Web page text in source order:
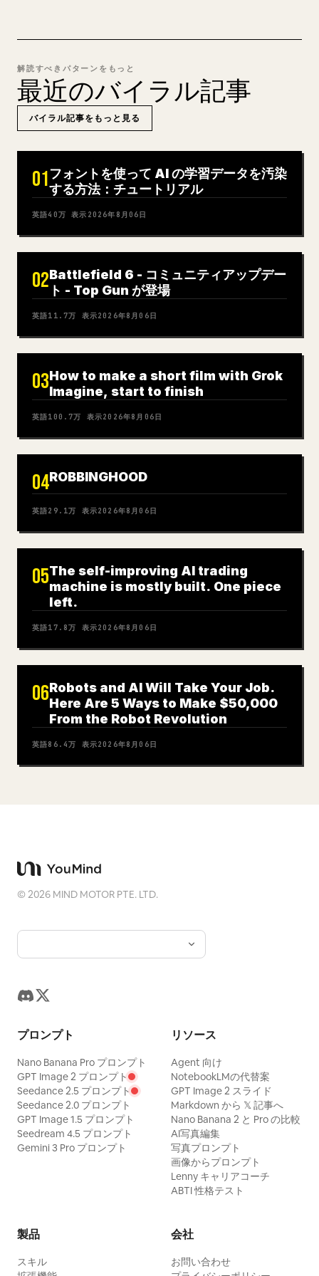
解読すべきパターンをもっと
最近のバイラル記事
バイラル記事をもっと見る
01フォントを使って AI の学習データを汚染
する方法：チュートリアル
英語40万 表示 2026年8月06日
02Battlefield 6 - コミュニティアップデー
ト - Top Gun が登場
英語11.7万 表示2026年8月06日
03How to make a short film with Grok
Imagine, start to finish
英語100.7万 表示2026年8月06日
04ROBBINGHOOD
英語29.1万 表示2026年8月06日
05The self-improving AI trading
machine is mostly built. One piece
left.
英語17.8万 表示2026年8月06日
06Robots and AI Will Take Your Job.
Here Are 5 Ways to Make $50,000
From the Robot Revolution
英語86.4万 表示2026年8月06日
©2026 MIND MOTOR PTE. LTD.
プロンプト
Nano Banana Pro プロンプト
GPT Image 2 プロンプト
Seedance 2.5 プロンプト
Seedance 2.0 プロンプト
GPT Image 1.5 プロンプト
Seedream 4.5 プロンプト
Gemini 3 Pro プロンプト
リソース
Agent 向け
NotebookLMの代替案
GPT Image 2 スライド
Markdown から 𝕏 記事へ
Nano Banana 2 と Pro の比較
AI写真編集
写真プロンプト
画像からプロンプト
Lenny キャリアコーチ
ABTI 性格テスト
製品
スキル
会社
お問い合わせ